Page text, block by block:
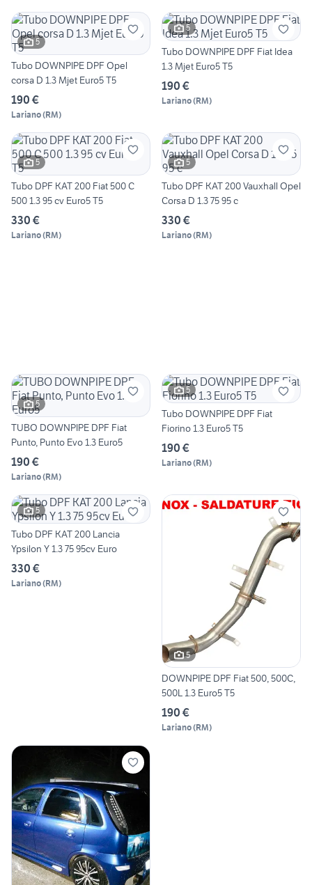
5
Tubo DOWNPIPE DPF Opel
corsa D 1.3 Mjet Euro5 T5
190 €
Lariano(RM)
5
Tubo DOWNPIPE DPF Fiat Idea
1.3 Mjet Euro5 T5
190 €
Lariano(RM)
5
Tubo DPF KAT 200 Fiat 500 C
500 1.3 95 cv Euro5 T5
330 €
Lariano(RM)
5
Tubo DPF KAT 200 Vauxhall Opel
Corsa D 1.3 75 95 c
330 €
Lariano(RM)
5
TUBO DOWNPIPE DPF Fiat
Punto, Punto Evo 1.3 Euro5
190 €
Lariano(RM)
5
Tubo DOWNPIPE DPF Fiat
Fiorino 1.3 Euro5 T5
190 €
Lariano(RM)
5
Tubo DPF KAT 200 Lancia
Ypsilon Y 1.3 75 95cv Euro
330 €
Lariano(RM)
5
DOWNPIPE DPF Fiat 500, 500C,
500L 1.3 Euro5 T5
190 €
Lariano(RM)